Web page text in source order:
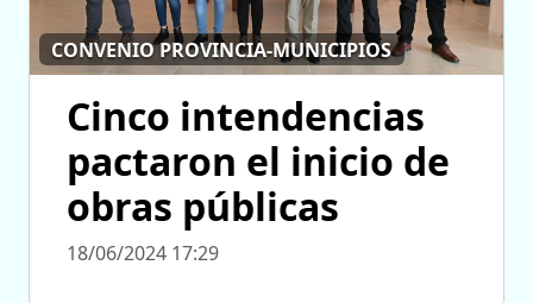
CONVENIO PROVINCIA-MUNICIPIOS
Cinco intendencias
pactaron el inicio de
obras públicas
18/06/2024 17:29